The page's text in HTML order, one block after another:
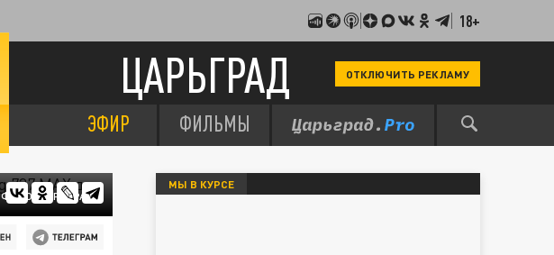
18+
ЦАРЬГРАД ОТКЛЮЧИТЬ РЕКЛАМУ
ЭФИР ФИЛЬМЫ
ФОТО: ЦАРЬГРАД
МЫ В КУРСЕ